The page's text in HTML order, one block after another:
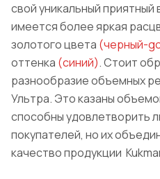
свой уникальный
имеется более яркая
золотого цвета (черный-
оттенка (синий). Стоит
разнообразие объемных
Ультра. Это казаны
способны удовлетворить
покупателей, но их
качество продукции